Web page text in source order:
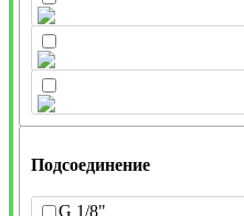
Подсоединение
G 1/8"